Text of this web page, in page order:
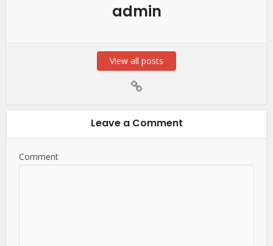
admin
View all posts
Leave a Comment
Comment